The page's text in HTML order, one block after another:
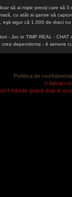
să ai nişte preoţi care să
cu atât ai şanse să
sigur că 1.000 de draci
- Joc in TIMP REAL -
dependenta - 4 servere
Politica de
©
fi folosite gratuit doar in